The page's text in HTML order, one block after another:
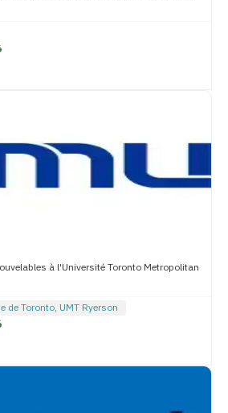
à l'Université Toronto Metropolitan
de Toronto, UMT Ryerson